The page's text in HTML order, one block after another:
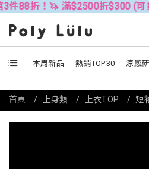
🦄 滿$2500折$300 (可累折）
本周新品 熱銷TOP30 涼感
首頁 上身類 上衣TOP 短